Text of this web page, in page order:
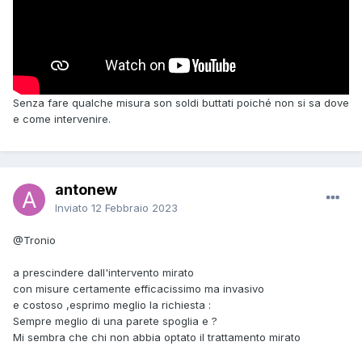
Senza fare qualche misura son soldi buttati poiché non si sa dove
e come intervenire.
antonew
Inviato 12 Febbraio 2023
@Tronio
a prescindere dall'intervento mirato
con misure certamente efficacissimo ma invasivo
e costoso ,esprimo meglio la richiesta :
Sempre meglio di una parete spoglia e ?
Mi sembra che chi non abbia optato il trattamento mirato